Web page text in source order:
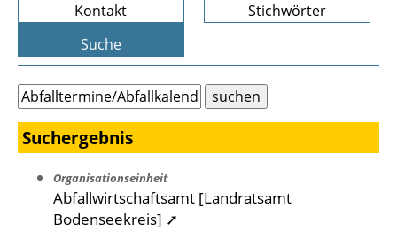
Kontakt
Stichwörter
Suche
Suchergebnis
Organisationseinheit
Abfallwirtschaftsamt [Landratsamt
Bodenseekreis] ➚